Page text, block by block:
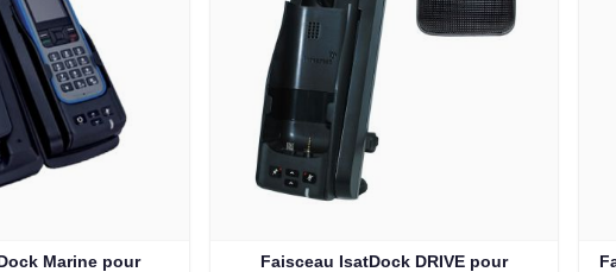
Marine pour
Faisceau IsatDock DRIVE pour